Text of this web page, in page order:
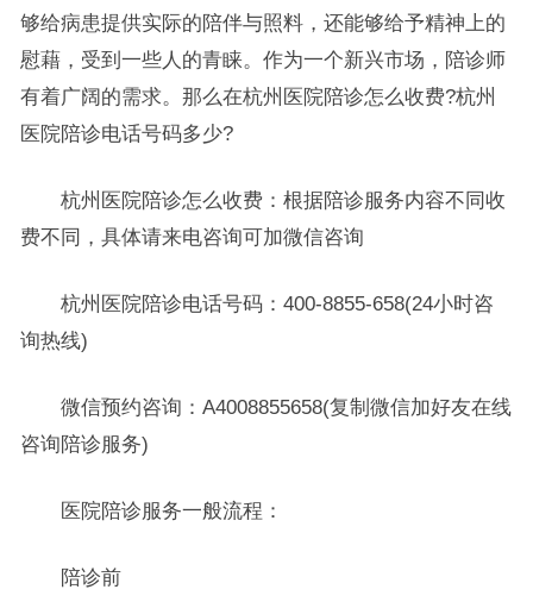
够给病患提供实际的陪伴与照料，还能够给予精神上的
慰藉，受到一些人的青睐。作为一个新兴市场，陪诊师
有着广阔的需求。那么在杭州医院陪诊怎么收费?杭州
医院陪诊电话号码多少?
杭州医院陪诊怎么收费：根据陪诊服务内容不同收
费不同，具体请来电咨询可加微信咨询
杭州医院陪诊电话号码：400-8855-658(24小时咨
询热线)
微信预约咨询：A4008855658(复制微信加好友在线
咨询陪诊服务)
医院陪诊服务一般流程：
陪诊前